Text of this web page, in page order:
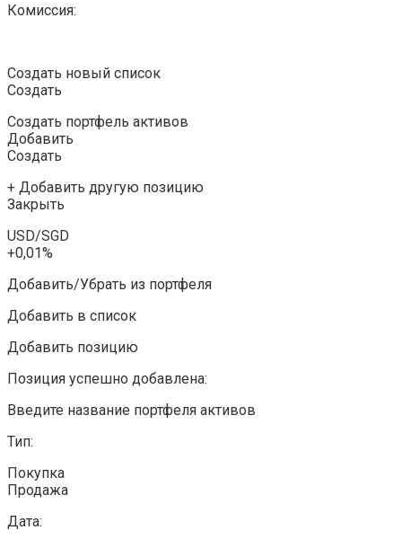
Комиссия:
Создать новый список
Создать
Создать портфель активов
Добавить
Создать
+ Добавить другую позицию
Закрыть
USD/SGD
+0,01%
Добавить/Убрать из портфеля
Добавить в список
Добавить позицию
Позиция успешно добавлена:
Введите название портфеля активов
Тип:
Покупка
Продажа
Дата: